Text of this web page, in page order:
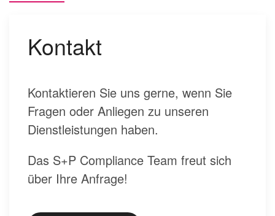
Kontakt
Kontaktieren Sie uns gerne, wenn Sie
Fragen oder Anliegen zu unseren
Dienstleistungen haben.
Das S+P Compliance Team freut sich
über Ihre Anfrage!